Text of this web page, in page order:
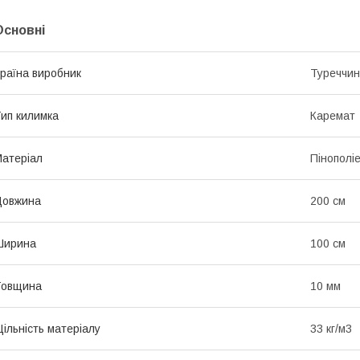
виробник
килимка Каремат
200 см
100 см
10 мм
матеріалу 33 кг/м3